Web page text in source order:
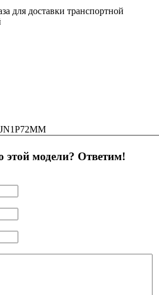
для доставки транспортной
этой модели? Ответим!